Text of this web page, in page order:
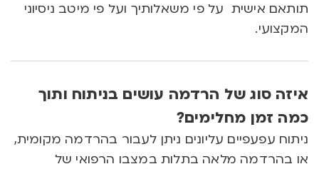
תותאם אישית על פי משאלותיך ועל פי מיטב ניסיוני
המקצועי.
איזה סוג של הרדמה עושים בניתוח ותוך
כמה זמן מחלימים?
ניתוח עפעפיים עליונים ניתן לעבור בהרדמה מקומית,
או בהרדמה מלאה בתלות במצבו הרפואי של